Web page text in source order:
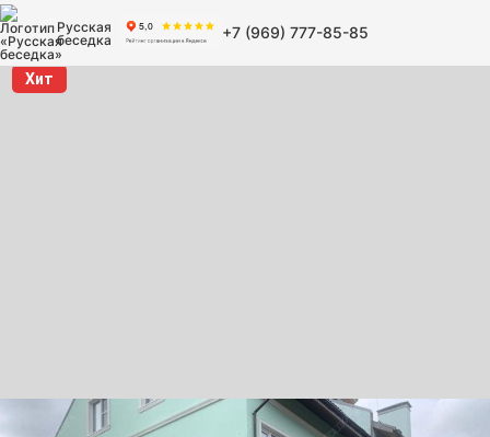
Русская
беседка
+7 (969) 777-85-85
Хит